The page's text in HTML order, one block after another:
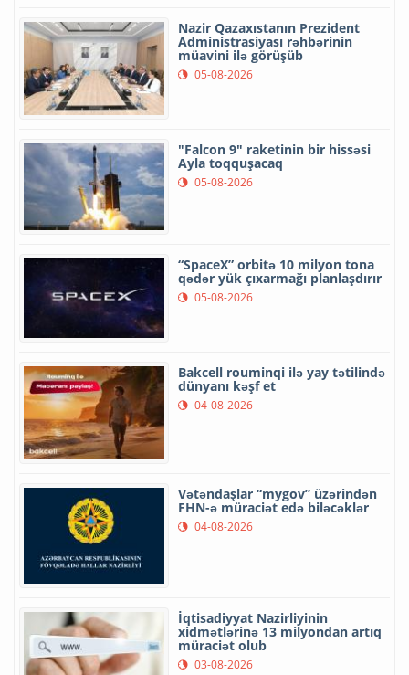
Nazir Qazaxıstanın Prezident
Administrasiyası rəhbərinin
müavini ilə görüşüb
05-08-2026
"Falcon 9" raketinin bir hissəsi
Ayla toqquşacaq
05-08-2026
“SpaceX” orbitə 10 milyon tona
qədər yük çıxarmağı planlaşdırır
05-08-2026
Bakcell rouminqi ilə yay tətilində
dünyanı kəşf et
04-08-2026
Vətəndaşlar “mygov” üzərindən
FHN-ə müraciət edə biləcəklər
04-08-2026
İqtisadiyyat Nazirliyinin
xidmətlərinə 13 milyondan artıq
müraciət olub
03-08-2026